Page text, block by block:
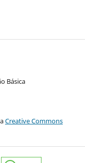
Básica
Creative Commons